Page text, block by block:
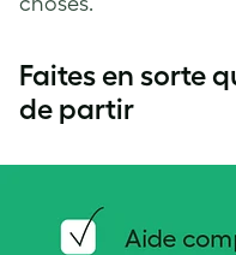
Faites en sorte
de partir